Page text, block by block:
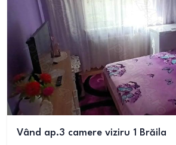
Vând ap.3 camere viziru 1 Brăila